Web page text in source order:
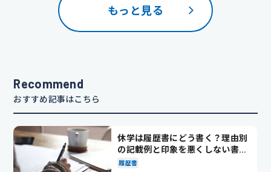
もっと見る
Recommend
おすすめ記事はこちら
休学は履歴書にどう書く？理由別
の記載例と印象を悪くしない書き
方を解説
履歴書